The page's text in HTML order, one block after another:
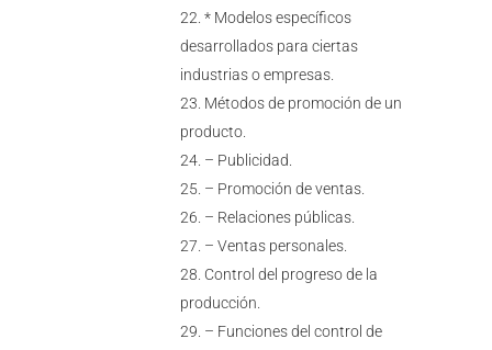
* Modelos específicos
desarrollados para ciertas
industrias o empresas.
Métodos de promoción de un
producto.
– Publicidad.
– Promoción de ventas.
– Relaciones públicas.
– Ventas personales.
Control del progreso de la
producción.
– Funciones del control de